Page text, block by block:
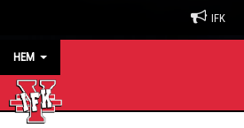
IFK
HEM